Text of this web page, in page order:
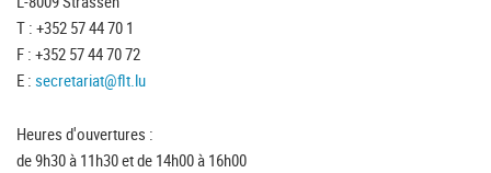
T : +352 57 44 70 1
F : +352 57 44 70 72
E : secretariat@flt.lu
Heures d'ouvertures :
de 9h30 à 11h30 et de 14h00 à 16h00